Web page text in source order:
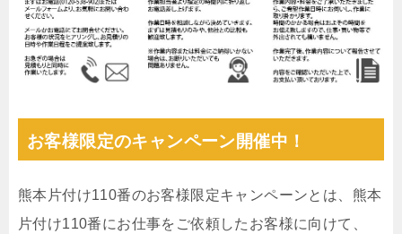
お客様限定のキャンペーン開催中！
熊本片付け110番のお客様限定キャンペーンとは、熊本
片付け110番にお仕事をご依頼したお客様に向けて、